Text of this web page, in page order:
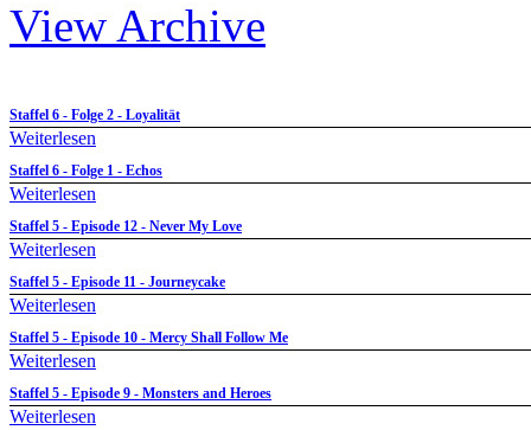
View Archive
Staffel 6 - Folge 2 - Loyalität
Weiterlesen
Staffel 6 - Folge 1 - Echos
Weiterlesen
Staffel 5 - Episode 12 - Never My Love
Weiterlesen
Staffel 5 - Episode 11 - Journeycake
Weiterlesen
Staffel 5 - Episode 10 - Mercy Shall Follow Me
Weiterlesen
Staffel 5 - Episode 9 - Monsters and Heroes
Weiterlesen